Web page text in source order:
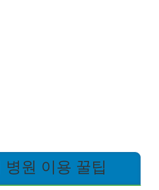
병원 이용 꿀팁